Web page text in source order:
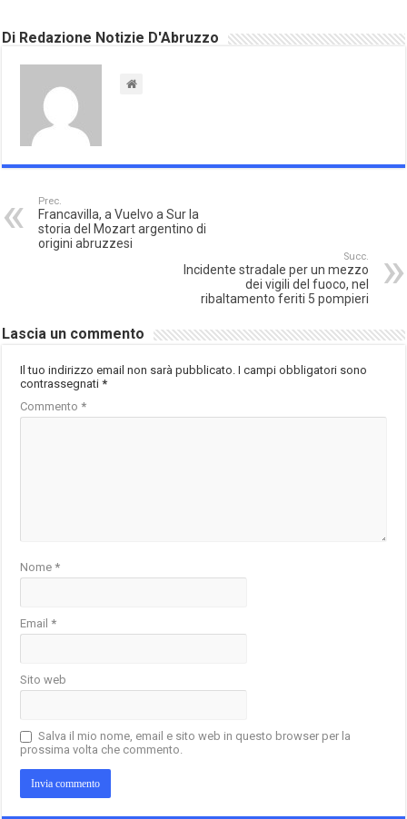
Di Redazione Notizie D'Abruzzo
Prec.
Francavilla, a Vuelvo a Sur la
storia del Mozart argentino di
origini abruzzesi
Succ.
Incidente stradale per un mezzo
dei vigili del fuoco, nel
ribaltamento feriti 5 pompieri
Lascia un commento
Il tuo indirizzo email non sarà pubblicato. I campi obbligatori sono
contrassegnati*
Commento*
Nome*
Email*
Sito web
Salva il mio nome, email e sito web in questo browser per la
prossima volta che commento.